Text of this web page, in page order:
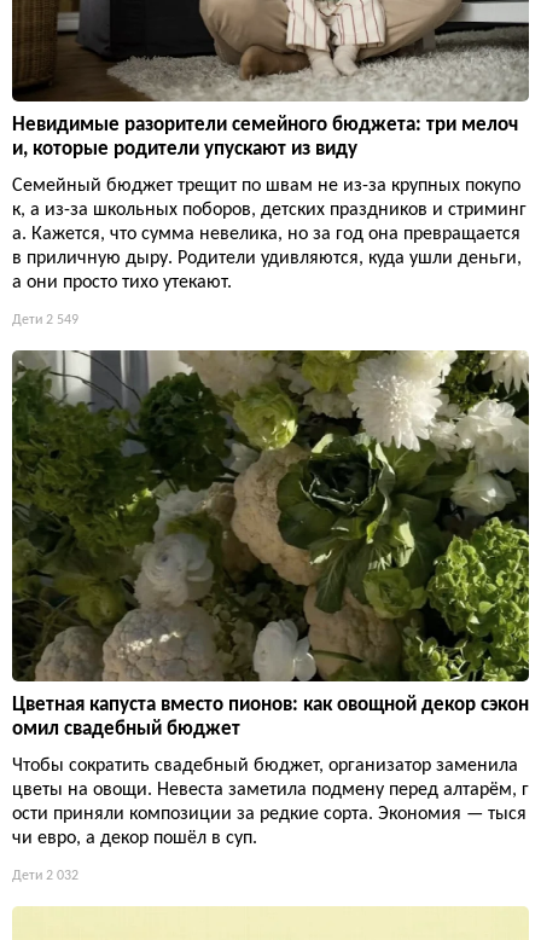
Невидимые разорители семейного бюджета: три мелоч
и, которые родители упускают из виду
Семейный бюджет трещит по швам не из-за крупных покупо
к, а из-за школьных поборов, детских праздников и стриминг
а. Кажется, что сумма невелика, но за год она превращается
в приличную дыру. Родители удивляются, куда ушли деньги,
а они просто тихо утекают.
Дети 2 549
Цветная капуста вместо пионов: как овощной декор сэкон
омил свадебный бюджет
Чтобы сократить свадебный бюджет, организатор заменила
цветы на овощи. Невеста заметила подмену перед алтарём, г
ости приняли композиции за редкие сорта. Экономия — тыся
чи евро, а декор пошёл в суп.
Дети 2 032